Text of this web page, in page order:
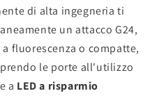
di alta ingegneria ti
un attacco G24,
fluorescenza o compatte,
le porte all'utilizzo
a LED a risparmio